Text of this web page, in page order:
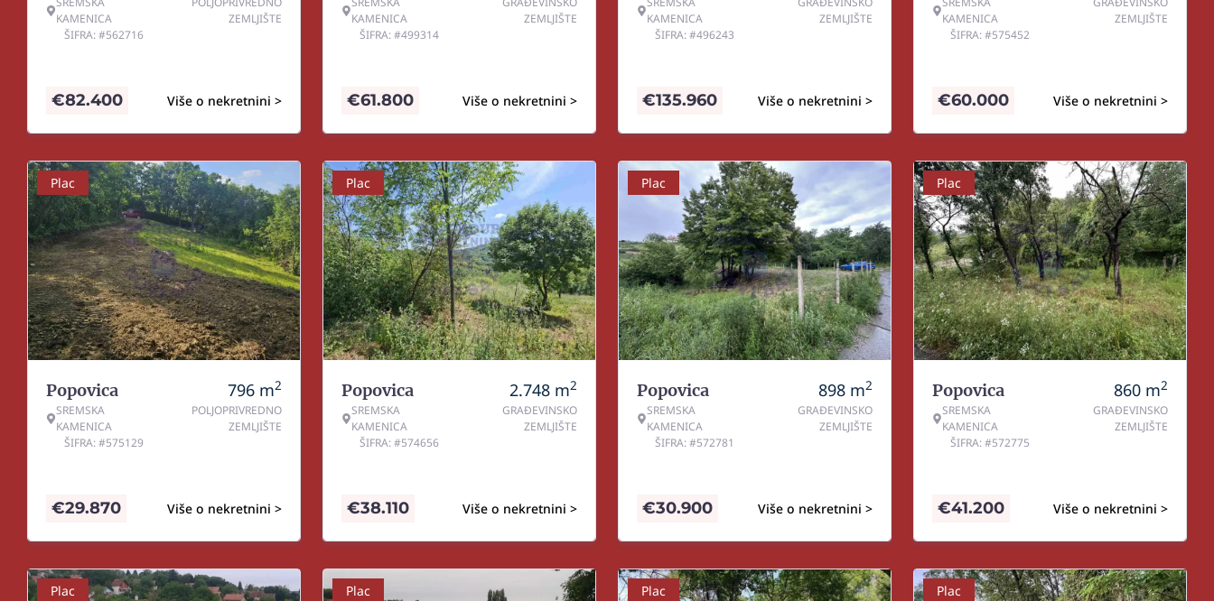
KAMENICA
ŠIFRA: #562716
ZEMLJIŠTE
Više o nekretnini >
€82.400
KAMENICA
ŠIFRA: #499314
ZEMLJIŠTE
Više o nekretnini >
€61.800
KAMENICA
ŠIFRA: #496243
ZEMLJIŠTE
Više o nekretnini >
€135.960
KAMENICA
ŠIFRA: #575452
ZEMLJIŠTE
Više o nekretnini >
€60.000
Plac
Popovica
SREMSKA
KAMENICA
ŠIFRA: #575129
796 m2
POLJOPRIVREDNO
ZEMLJIŠTE
Više o nekretnini >
€29.870
Plac
Popovica
SREMSKA
KAMENICA
ŠIFRA: #574656
2.748 m2
GRAĐEVINSKO
ZEMLJIŠTE
Više o nekretnini >
€38.110
Plac
Popovica
SREMSKA
KAMENICA
ŠIFRA: #572781
898 m2
GRAĐEVINSKO
ZEMLJIŠTE
Više o nekretnini >
€30.900
Plac
Popovica
SREMSKA
KAMENICA
ŠIFRA: #572775
860 m2
GRAĐEVINSKO
ZEMLJIŠTE
Više o nekretnini >
€41.200
Plac Plac Plac Plac